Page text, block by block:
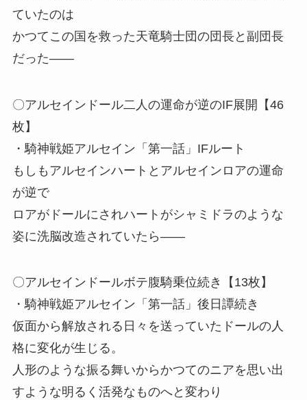
ていたのは
かつてこの国を救った天竜騎士団の団長と副団長
だった――
〇アルセインドール二人の運命が逆のIF展開【46
枚】
・騎神戦姫アルセイン「第一話」IFルート
もしもアルセインハートとアルセインロアの運命
が逆で
ロアがドールにされハートがシャミドラのような
姿に洗脳改造されていたら――
〇アルセインドールボテ腹騎乗位続き【13枚】
・騎神戦姫アルセイン「第一話」後日譚続き
仮面から解放される日々を送っていたドールの人
格に変化が生じる。
人形のような振る舞いからかつてのニアを思い出
すような明るく活発なものへと変わり